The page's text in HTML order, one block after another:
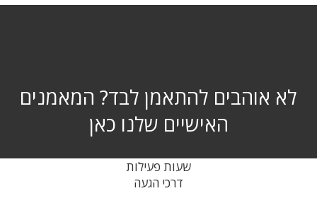
לא אוהבים להתאמן לבד? המאמנים
האישיים שלנו כאן
שעות פעילות
דרכי הגעה